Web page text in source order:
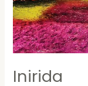
Inirida